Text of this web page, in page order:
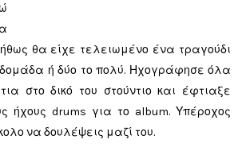
θα είχε τελειωμένο ένα τραγούδι
ή δύο το πολύ. Ηχογράφησε όλα
στο δικό του στούντιο και έφτιαξε
ήχους drums για το album. Υπέροχος
να δουλέψεις μαζί του.